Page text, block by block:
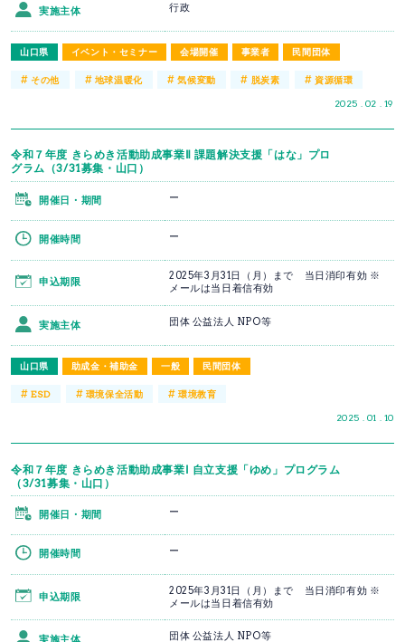
山口県 イベント・セミナー 会場開催 事業者 民間団体
2025 . 02 . 19
実施主体 行政
#その他 # 地球温暖化 #気候変動 # 脱炭素 #資源循環
令和７年度 きらめき活動助成事業Ⅱ 課題解決支援「はな」プロ
グラム（3/31募集・山口）
山口県 助成金・補助金 一般 民間団体
2025 . 01 . 10
開催日・期間 ー
開催時間 ー
申込期限
2025年3月31日（月）まで 当日消印有効 ※
メールは当日着信有効
実施主体 団体 公益法人 NPO等
#ESD # 環境保全活動 #環境教育
令和７年度 きらめき活動助成事業Ⅰ 自立支援「ゆめ」プログラム
（3/31募集・山口）
開催日・期間 ー
開催時間 ー
申込期限
2025年3月31日（月）まで 当日消印有効 ※
メールは当日着信有効
実施主体 団体 公益法人 NPO等